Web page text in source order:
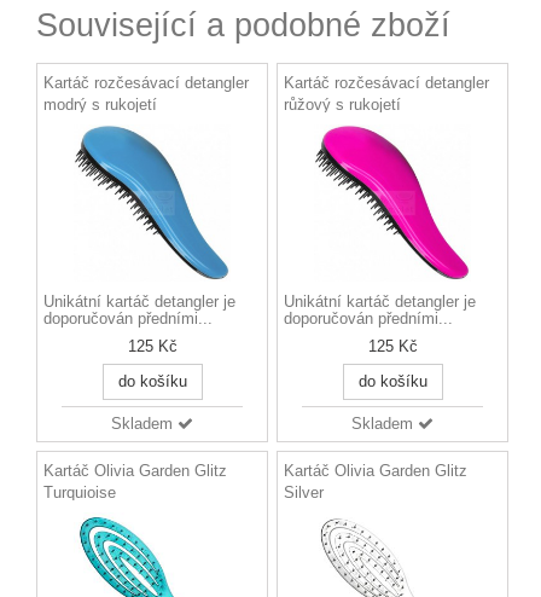
Související a podobné zboží
Kartáč rozčesávací detangler
modrý s rukojetí
Unikátní kartáč detangler je
doporučován předními...
125 Kč
do košíku
Skladem
Kartáč rozčesávací detangler
růžový s rukojetí
Unikátní kartáč detangler je
doporučován předními...
125 Kč
do košíku
Skladem
Kartáč Olivia Garden Glitz
Turquioise
Kartáč Olivia Garden Glitz
Silver